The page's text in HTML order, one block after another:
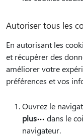
Autoriser tous les
En autorisant les
et récupérer des
améliorer votre
préférences et vos
Ouvrez le
plus
dans le
navigateur.